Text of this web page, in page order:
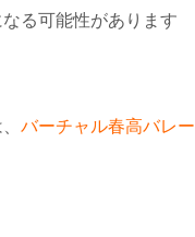
る可能性があります
バーチャル春高バレー